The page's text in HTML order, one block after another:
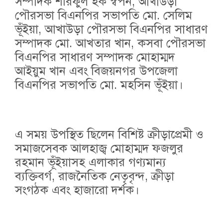
পৌরসভা বিএনপির সভাপতি মো. সেলিম
ভূঁইয়া, আখাউড়া পৌরসভা বিএনপির সাধারণ
সম্পাদক মো. আখতার খান, কসবা পৌরসভা
বিএনপির সাধারণ সম্পাদক মোহাম্মদ
আইয়ুম খান এবং বিজয়নগর উপজেলা
বিএনপির সভাপতি মো. মহসিন ভূঁইয়া।
এ সময় উপস্থিত ছিলেন বিশিষ্ট ক্রীড়াপ্রেমী ও
সমাজসেবক আলহাজ্ব মোহাম্মদ ফজলুর
রহমান ভূঁইয়াসহ এলাকার গণ্যমান্য
ব্যক্তিবর্গ, রাজনৈতিক নেতৃবৃন্দ, ক্রীড়া
সংগঠক এবং হাজারো দর্শক।